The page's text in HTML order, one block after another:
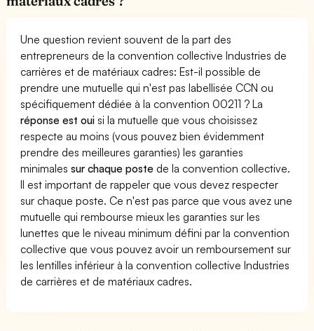
Une question revient souvent de la part des
entrepreneurs de la convention collective Industries de
carrières et de matériaux cadres: Est-il possible de
prendre une mutuelle qui n'est pas labellisée CCN ou
spécifiquement dédiée à la convention 00211 ? La
réponse est oui si la mutuelle que vous choisissez
respecte au moins (vous pouvez bien évidemment
prendre des meilleures garanties) les garanties
minimalessur chaque poste de la convention collective.
Il est important de rappeler que vous devez respecter
sur chaque poste. Ce n'est pas parce que vous avez une
mutuelle qui rembourse mieux les garanties sur les
lunettes que le niveau minimum défini par la convention
collective que vous pouvez avoir un remboursement sur
les lentilles inférieur à la convention collective Industries
de carrières et de matériaux cadres.